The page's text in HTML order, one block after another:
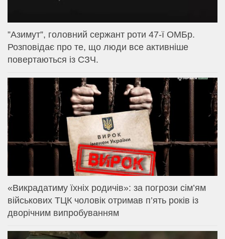
⁨”Азимут”, головний сержант роти 47-ї ОМБр.
Розповідає про те, що люди все активніше
повертаються із СЗЧ.
«Викрадатиму їхніх родичів»: за погрози сім’ям
військових ТЦК чоловік отримав п’ять років із
дворічним випробуванням